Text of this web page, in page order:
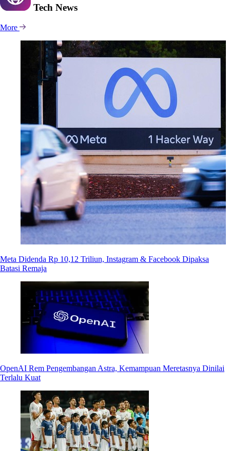
Tech News
More
Meta Didenda Rp 10,12 Triliun, Instagram & Facebook Dipaksa
Batasi Remaja
OpenAI Rem Pengembangan Astra, Kemampuan Meretasnya Dinilai
Terlalu Kuat